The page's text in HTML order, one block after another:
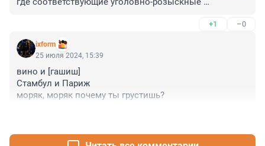
дилеры собрались в СПб, но их особо не трогают,
кому-то сверху это выгодно, процент имеет???
+1 –0
ixform
25 июля 2024, 15:39
вино и [гашиш]
Стамбул и Париж
моряк, моряк почему ты грустишь?